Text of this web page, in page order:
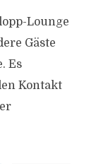
Lounge
Gäste
Es
Kontakt